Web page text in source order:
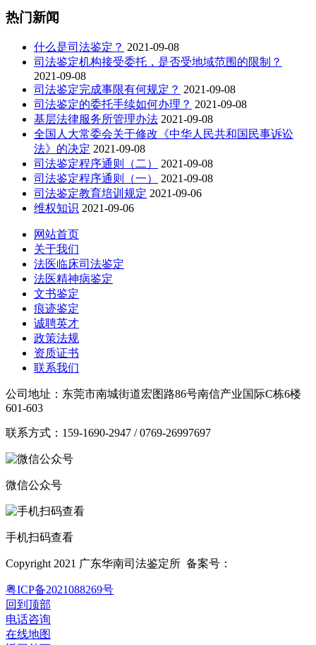
热门新闻
什么是司法鉴定？ 2021-09-08
司法鉴定机构接受委托，是否受地域范围的限制？
2021-09-08
司法鉴定完成事限有何规定？ 2021-09-08
司法鉴定的委托手续如何办理？ 2021-09-08
基层法律服务所管理办法 2021-09-08
全国人大常委会关于修改《中华人民共和国民事诉讼
法》的决定 2021-09-08
司法鉴定程序通则（二）
2021-09-08
司法鉴定程序通则（一）
2021-09-08
司法鉴定教育培训规定 2021-09-06
维权知识 2021-09-06
网站首页
关于我们
法医临床司法鉴定
法医精神病鉴定
文书鉴定
痕迹鉴定
诚聘英才
政策法规
资质证书
联系我们
公司地址：东莞市南城街道宏图路86号南信产业国际C栋6楼
601-603
联系方式：159-1690-2947 / 0769-26997697
微信公众号
手机扫码查看
Copyright 2021 广东华南司法鉴定所 备案号：
粤ICP备2021088269号
回到顶部
电话咨询
在线地图